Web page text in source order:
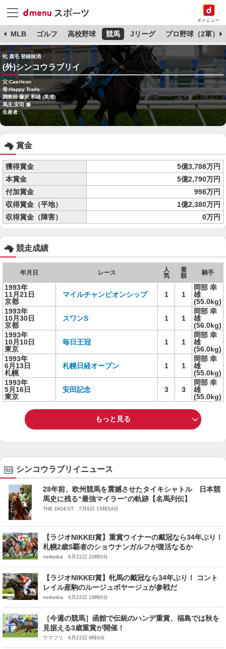
dメニュー
MLB ゴルフ 高校野球 競馬 Jリーグ プロ野球（2軍）
牝 鹿毛 登録抹消
(外)シンコウラブリイ
父:Caerleon
母:Happy Trails
調教師:藤沢 和雄 (美浦)
馬主:安田 修
生産者:
賞金
獲得賞金
5億3,788万円
本賞金
5億2,790万円
付加賞金
998万円
収得賞金（平地）
1億2,380万円
収得賞金（障害）
0万円
競走成績
年月日 レース
人
気
着
順
騎手
1993年
11月21日
京都
マイルチャンピオンシップ 1 1
岡部 幸
雄
(55.0kg)
1993年
10月30日
京都
スワンS 1 1
岡部 幸
雄
(56.0kg)
1993年
10月10日
東京
毎日王冠 1 1
岡部 幸
雄
(56.0kg)
1993年
6月13日
札幌
札幌日経オープン 1 1
岡部 幸
雄
(55.0kg)
1993年
5月16日
東京
安田記念 3 3
岡部 幸
雄
(55.0kg)
もっと見る
シンコウラブリイニュース
28年前、欧州競馬を震撼させたタイキシャトル 日本競
馬史に残る“最強マイラー“の軌跡【名馬列伝】
THE DIGEST 7月6日 15時54分
【ラジオNIKKEI賞】重賞ウイナーの戴冠なら34年ぶり！
札幌2歳S覇者のショウナンガルフが復活なるか
netkeiba 6月22日 20時0分
【ラジオNIKKEI賞】牝馬の戴冠なら34年ぶり！ コント
レイル産駒のルージュボヤージュが参戦だ
netkeiba 6月22日 18時0分
［今週の競馬］函館で伝統のハンデ重賞、福島では秋を
見据える3歳重賞が開催！
ウマフリ 6月22日 8時0分